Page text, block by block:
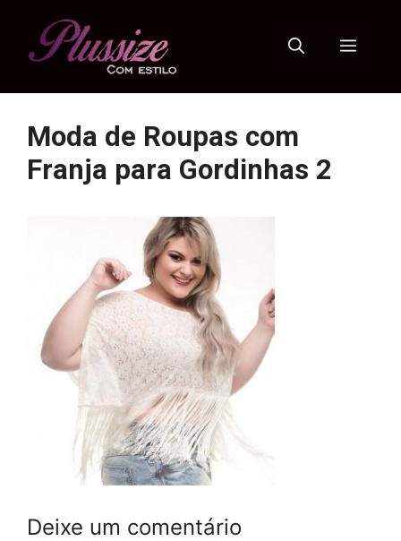
Menu
Moda de Roupas com
Franja para Gordinhas 2
Deixe um comentário